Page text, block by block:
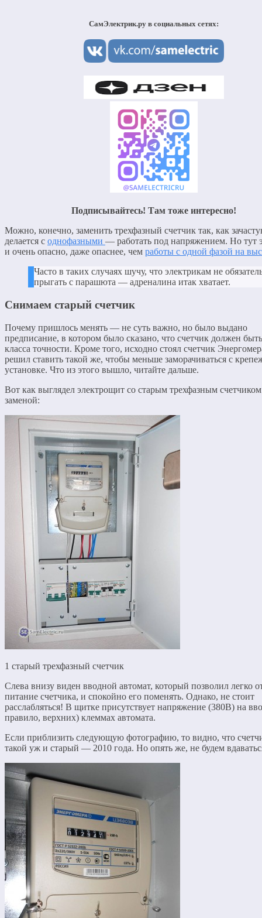
СамЭлектрик.ру в социальных сетях:
Подписывайтесь! Там тоже интересно!
Можно, конечно, заменить трехфазный счетчик так, как
делается с однофазными — работать под напряжением. Но тут
и очень опасно, даже опаснее, чем работы с одной фазой на
Часто в таких случаях шучу, что электрикам не
прыгать с парашюта — адреналина итак хватает.
Снимаем старый счетчик
Почему пришлось менять — не суть важно, но было выдано
предписание, в котором было сказано, что счетчик должен
класса точности. Кроме того, исходно стоял счетчик
решил ставить такой же, чтобы меньше заморачиваться с
установке. Что из этого вышло, читайте дальше.
Вот как выглядел электрощит со старым трехфазным
заменой:
1 старый трехфазный счетчик
Слева внизу виден вводной автомат, который позволил легко
питание счетчика, и спокойно его поменять. Однако, не стоит
расслабляться! В щитке присутствует напряжение (380В) на
правило, верхних) клеммах автомата.
Если приблизить следующую фотографию, то видно, что
такой уж и старый — 2010 года. Но опять же, не будем